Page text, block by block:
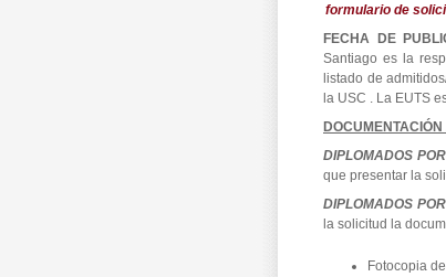
formulario de
FECHA DE
Santiago es la
listado de
la USC . La EUTS
DIPLOMADOS
que presentar la
DIPLOMADOS
la solicitud la
Fotocopia